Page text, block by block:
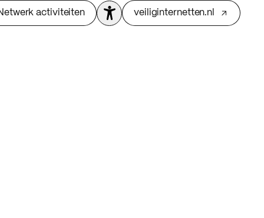
activiteiten veiliginternetten.nl